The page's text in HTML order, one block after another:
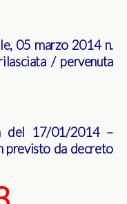
05 marzo 2014 n.
/ pervenuta
del 17/01/2014 –
previsto da decreto